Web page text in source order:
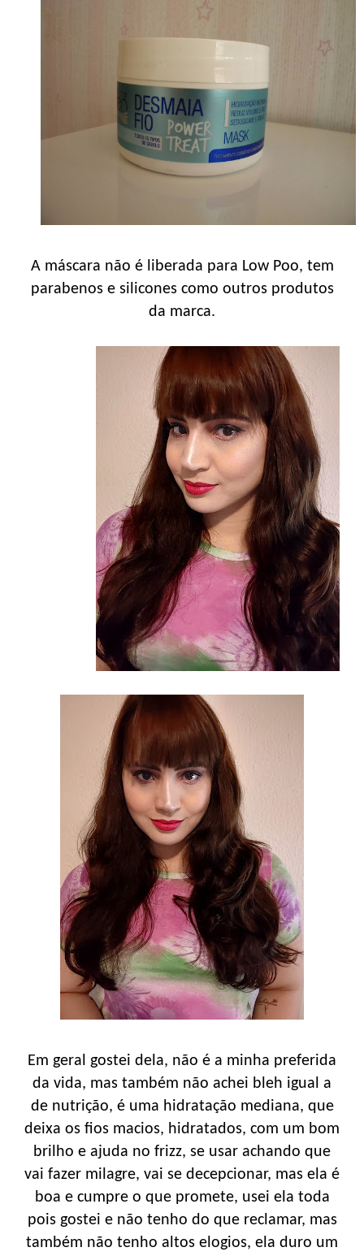
A máscara não é liberada para Low Poo, tem
parabenos e silicones como outros produtos
da marca.
Em geral gostei dela, não é a minha preferida
da vida, mas também não achei bleh igual a
de nutrição, é uma hidratação mediana, que
deixa os fios macios, hidratados, com um bom
brilho e ajuda no frizz, se usar achando que
vai fazer milagre, vai se decepcionar, mas ela é
boa e cumpre o que promete, usei ela toda
pois gostei e não tenho do que reclamar, mas
também não tenho altos elogios, ela duro um